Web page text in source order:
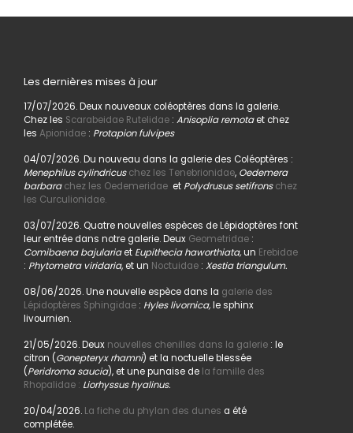
Les dernières mises à jour
17/07/2026. Deux nouveaux coléoptères dans la galerie.
Chez les Scarabeidae Rutelidae: Anisoplia remotaet chez
les Apionidae: Protapion fulvipes
04/07/2026. Du nouveau dans la galerie des Coléoptères :
Menephilus cylindricus chez les Tenebrionidae,Oedemera
barbara chez les Oedemeridaeet Polydrusus setifrons chez
les Curculionidae.
03/07/2026. Quatre nouvelles espèces de Lépidoptères font
leur entrée dans notre galerie. Deux Geometridae:
Comibaena bajulariaet Eupithecia haworthiata,un Erebidae
: Phytometra viridaria, et un Noctuidae: Xestia triangulum.
08/06/2026. Une nouvelle espèce dans la galerie des
Lépidoptères Sphingidae: Hyles livornica,le sphinx
livournien.
21/05/2026. Deux nouvelles chenilles dans la galerie : le
citron (Gonepteryx rhamni) et la noctuelle blessée
(Peridroma saucia), et une punaise dela famille des
Rhopalidae : Liorhyssus hyalinus.
20/04/2026. La fiche du phylan des dunes a été
complétée.